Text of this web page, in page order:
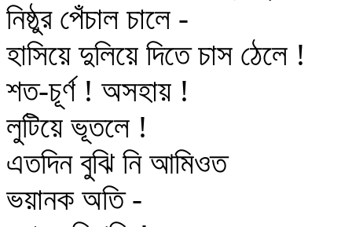
নিষ্ঠুর পেঁচাল চালে -
হাসিয়ে দুলিয়ে দিতে চাস ঠেলে !
শত-চূর্ণ ! অসহায় !
লুটিয়ে ভূতলে !
এতদিন বুঝি নি আমিওত
ভয়ানক অতি -